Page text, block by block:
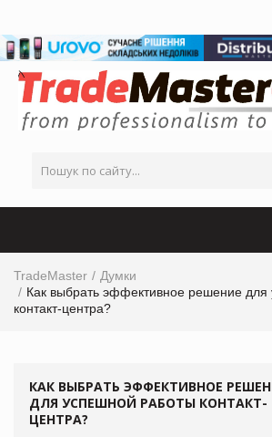
TradeMaster
Думки
Как выбрать эффективное решение
контакт-центра?
КАК ВЫБРАТЬ ЭФФЕКТИВНОЕ
ДЛЯ УСПЕШНОЙ РАБОТЫ КОНТАКТ-
ЦЕНТРА?